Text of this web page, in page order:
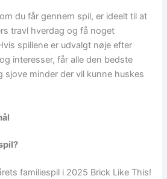
du får gennem spil, er ideelt til at
travl hverdag og få noget
spillene er udvalgt nøje efter
interesser, får alle den bedste
sjove minder der vil kunne huskes
familiespil i 2025 Brick Like This!